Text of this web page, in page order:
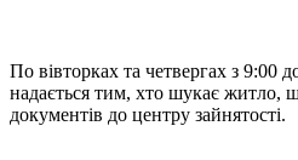
По вівторках та четвергах з 9:00
надається тим, хто шукає житло,
документів до центру зайнятості.